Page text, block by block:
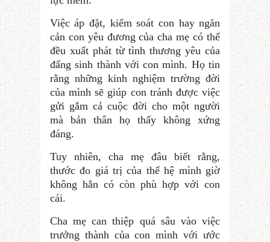
Việc áp đặt, kiểm soát con hay ngăn
cản con yêu đương của cha mẹ có thể
đều xuất phát từ tình thương yêu của
đấng sinh thành với con mình. Họ tin
rằng những kinh nghiệm trường đời
của mình sẽ giúp con tránh được việc
gửi gắm cả cuộc đời cho một người
mà bản thân họ thấy không xứng
đáng.
Tuy nhiên, cha mẹ đâu biết rằng,
thước đo giá trị của thế hệ mình giờ
không hẳn có còn phù hợp với con
cái.
Cha mẹ can thiệp quá sâu vào việc
trưởng thành của con mình với ước